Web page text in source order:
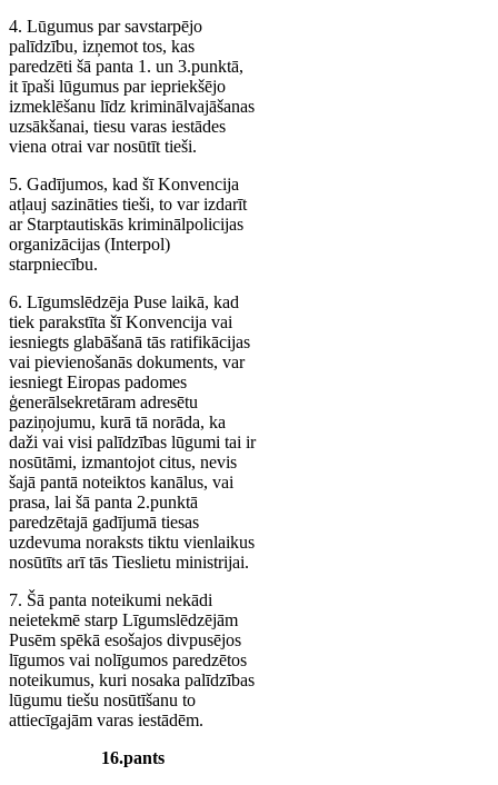
4. Lūgumus par savstarpējo
palīdzību, izņemot tos, kas
paredzēti šā panta 1. un 3.punktā,
it īpaši lūgumus par iepriekšējo
izmeklēšanu līdz kriminālvajāšanas
uzsākšanai, tiesu varas iestādes
viena otrai var nosūtīt tieši.
5. Gadījumos, kad šī Konvencija
atļauj sazināties tieši, to var izdarīt
ar Starptautiskās kriminālpolicijas
organizācijas (Interpol)
starpniecību.
6. Līgumslēdzēja Puse laikā, kad
tiek parakstīta šī Konvencija vai
iesniegts glabāšanā tās ratifikācijas
vai pievienošanās dokuments, var
iesniegt Eiropas padomes
ģenerālsekretāram adresētu
paziņojumu, kurā tā norāda, ka
daži vai visi palīdzības lūgumi tai ir
nosūtāmi, izmantojot citus, nevis
šajā pantā noteiktos kanālus, vai
prasa, lai šā panta 2.punktā
paredzētajā gadījumā tiesas
uzdevuma noraksts tiktu vienlaikus
nosūtīts arī tās Tieslietu ministrijai.
7. Šā panta noteikumi nekādi
neietekmē starp Līgumslēdzējām
Pusēm spēkā esošajos divpusējos
līgumos vai nolīgumos paredzētos
noteikumus, kuri nosaka palīdzības
lūgumu tiešu nosūtīšanu to
attiecīgajām varas iestādēm.
16.pants